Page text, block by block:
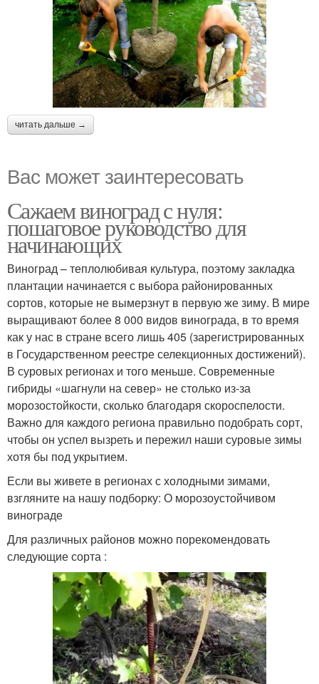
читать дальше →
Вас может заинтересовать
Сажаем виноград с нуля:
пошаговое руководство для
начинающих
Виноград – теплолюбивая культура, поэтому закладка
плантации начинается с выбора районированных
сортов, которые не вымерзнут в первую же зиму. В мире
выращивают более 8 000 видов винограда, в то время
как у нас в стране всего лишь 405 (зарегистрированных
в Государственном реестре селекционных достижений).
В суровых регионах и того меньше. Современные
гибриды «шагнули на север» не столько из-за
морозостойкости, сколько благодаря скороспелости.
Важно для каждого региона правильно подобрать сорт,
чтобы он успел вызреть и пережил наши суровые зимы
хотя бы под укрытием.
Если вы живете в регионах с холодными зимами,
взгляните на нашу подборку: О морозоустойчивом
винограде
Для различных районов можно порекомендовать
следующие сорта :